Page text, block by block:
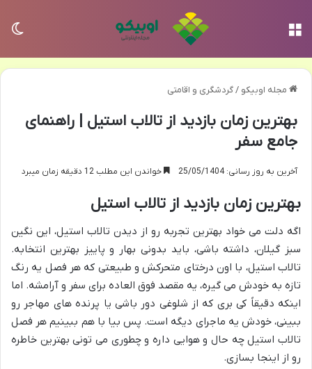
مجله اوبیکو /گردشگری و اقامتی
بهترین زمان بازدید از تالاب استیل | راهنمای
جامع سفر
آخرین به روز رسانی: 25/05/1404 خواندن این مطلب 12 دقیقه زمان میبرد
بهترین زمان بازدید از تالاب استیل
اگه دلت می خواد بهترین تجربه رو از دیدن تالاب استیل، این نگین
سبز گیلان، داشته باشی، باید بدونی بهار و پاییز بهترین انتخابه.
تالاب استیل، با اون درختای متحرکش و طبیعتی که هر فصل یه رنگ
تازه به خودش می گیره، یه مقصد فوق العاده برای سفر و آرامشه. اما
اینکه دقیقاً کی بری که از شلوغی دور باشی یا پرنده های مهاجر رو
ببینی، خودش یه ماجرای دیگه است. پس بیا با هم ببینیم هر فصل
تالاب استیل چه حال و هوایی داره و چطوری می تونی بهترین خاطره
رو از اینجا بسازی.